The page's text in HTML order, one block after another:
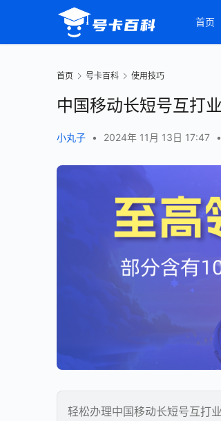
首页
首页 号卡百科 使用技巧
中国移动长短号互打
小丸子 • 2024年 11月 13日 17:47 •
轻松办理中国移动长短号互打